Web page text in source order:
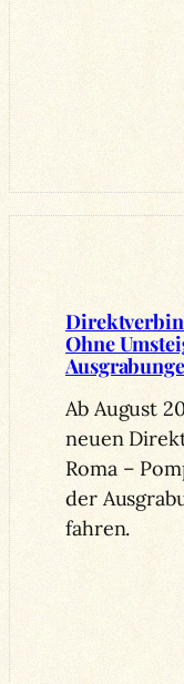
Ohne
Ab August
neuen
Roma –
der
fahren.